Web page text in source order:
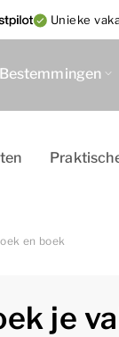
Unieke
Bestemmingen
en boek
je